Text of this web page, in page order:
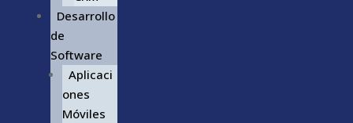
Desarrollo
de
Software
Aplicaci
ones
Móviles